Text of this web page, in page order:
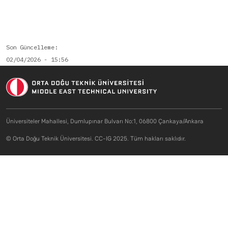
Son Güncelleme
02/04/2026 - 15:56
Üniversiteler Mahallesi, Dumlupınar Bulvarı No:1, 06800 Çankaya/Ankara
© Orta Doğu Teknik Üniversitesi. CC-IG 2025. Tüm hakları saklıdır.